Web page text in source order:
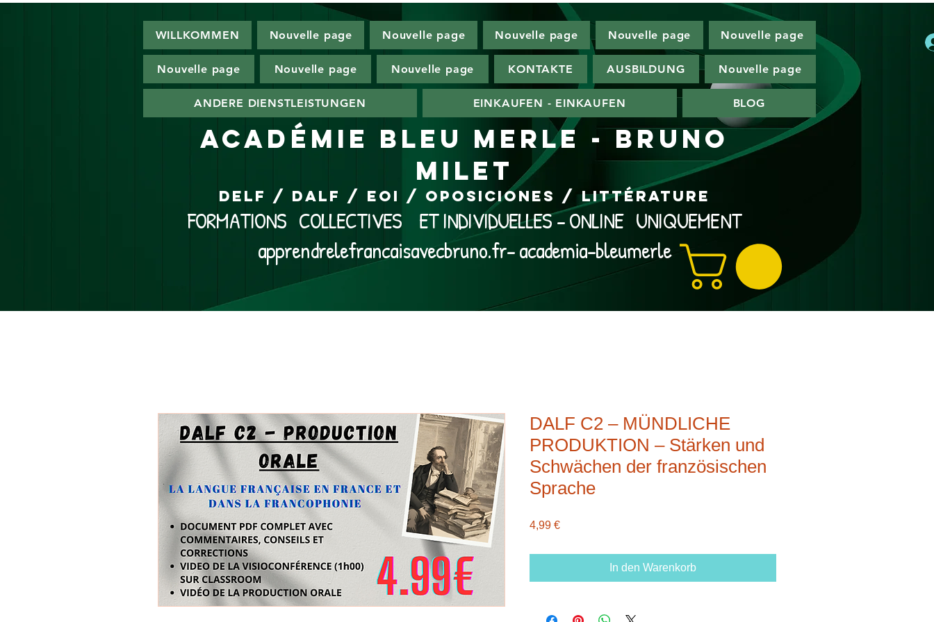
WILLKOMMEN Nouvelle page Nouvelle page Nouvelle page Nouvelle page Nouvelle page
Nouvelle page Nouvelle page Nouvelle page KONTAKTE AUSBILDUNG Nouvelle page
ANDERE DIENSTLEISTUNGEN EINKAUFEN - EINKAUFEN BLOG
ACADÉMIE BLEU MERLE - Bruno
MILET
DELF / DALF / EOI / Oposiciones / Littérature
FORMATIONS COLLECTIVES ET INDIVIDUELLES - ONLINE UNIQUEMENT
apprendrelefrancaisavecbruno.fr- academia-bleumerle
DALF C2 – MÜNDLICHE
PRODUKTION – Stärken und
Schwächen der französischen
Sprache
4,99 €Preis
In den Warenkorb